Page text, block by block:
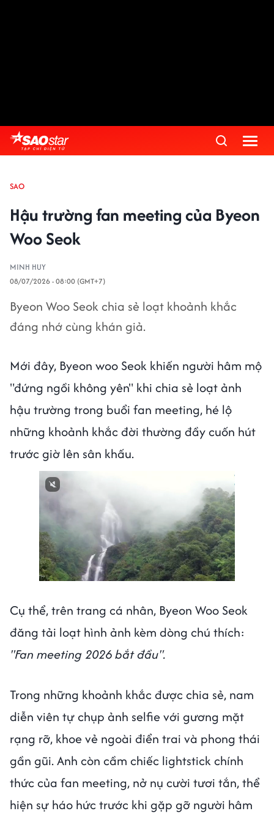
SAO
Hậu trường fan meeting của Byeon
Woo Seok
MINH HUY
08/07/2026 - 08:00 (GMT+7)
Byeon Woo Seok chia sẻ loạt khoảnh khắc
đáng nhớ cùng khán giả.
Mới đây, Byeon woo Seok khiến người hâm mộ
"đứng ngồi không yên" khi chia sẻ loạt ảnh
hậu trường trong buổi fan meeting, hé lộ
những khoảnh khắc đời thường đầy cuốn hút
trước giờ lên sân khấu.
Cụ thể, trên trang cá nhân, Byeon Woo Seok
đăng tải loạt hình ảnh kèm dòng chú thích:
"Fan meeting 2026 bắt đầu".
Trong những khoảnh khắc được chia sẻ, nam
diễn viên tự chụp ảnh selfie với gương mặt
rạng rỡ, khoe vẻ ngoài điển trai và phong thái
gần gũi. Anh còn cầm chiếc lightstick chính
thức của fan meeting, nở nụ cười tươi tắn, thể
hiện sự háo hức trước khi gặp gỡ người hâm